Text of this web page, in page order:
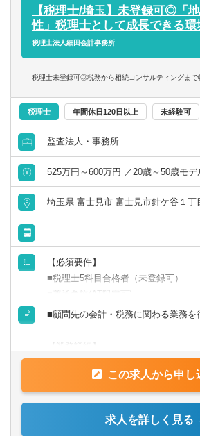
仕事に慣れましたらは経営計画策定な
グ業務にも従事出来る環境です。
のご支援に力を入れていることも特徴
競合他社の多い首都圏だからこそ、戦
【会計ソフト】
す。
【税理士/埼玉】未登録可◎「
性」税理士として成長できる環
税理士法人細田会計事務所
税理士未登録可◎税務から相続コンサルティングま
税理士 年間休日120日以上 未経験可
監査法人・事務所
525万円～600万円 ／20歳～50歳モデ
埼玉県 富士見市 富士見市針ケ谷１丁
【必須要件】
■税理士5科目合格者（未登録可）
■普通免許(AT限定可)
■ITスキルに強い方
■顧問先の会計・税務に関わる業務を
【業務詳細】
■顧問先への巡回監査
■会計データの入力
■決算業務
この求人から申し
求人を詳しく見る